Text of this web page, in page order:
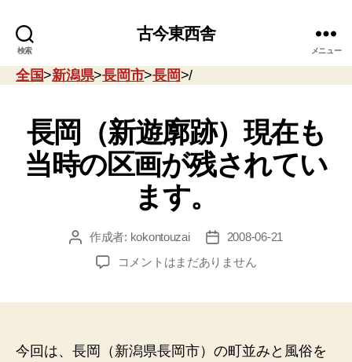
検索
古今東西舎
メニュー
全国>新潟県>長岡市>長岡>/
長岡（新遊廓跡）現在も
当時の区画が残されてい
ます。
投 作成者: kokontouzai
投
稿
日
2008-06-21
長
跡）
コメントはまだありません
今回は、長岡（新潟県長岡市）の町並みと風俗を